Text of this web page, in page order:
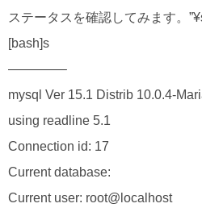
ステータスを確認してみます。
[bash]s
————–
mysql Ver 15.1 Distrib 10.0.4-
using readline 5.1
Connection id: 17
Current database:
Current user: root@localhost